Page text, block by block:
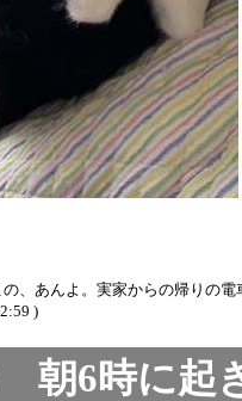
、あんよ。実家からの帰りの
)
朝6時に起